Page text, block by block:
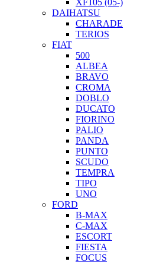
XF105 (05-)
DAIHATSU
CHARADE
TERIOS
FIAT
500
ALBEA
BRAVO
CROMA
DOBLO
DUCATO
FIORINO
PALIO
PANDA
PUNTO
SCUDO
TEMPRA
TIPO
UNO
FORD
B-MAX
C-MAX
ESCORT
FIESTA
FOCUS